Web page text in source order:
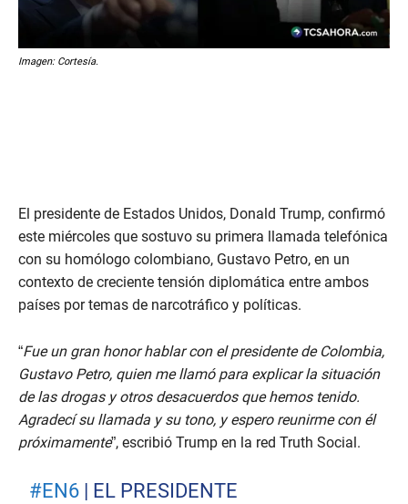
Imagen: Cortesía.
El presidente de Estados Unidos, Donald Trump, confirmó
este miércoles que sostuvo su primera llamada telefónica
con su homólogo colombiano, Gustavo Petro, en un
contexto de creciente tensión diplomática entre ambos
países por temas de narcotráfico y políticas.
“Fue un gran honor hablar con el presidente de Colombia,
Gustavo Petro, quien me llamó para explicar la situación
de las drogas y otros desacuerdos que hemos tenido.
Agradecí su llamada y su tono, y espero reunirme con él
próximamente”, escribió Trump en la red Truth Social.
#EN6 | EL PRESIDENTE